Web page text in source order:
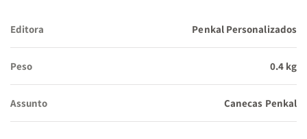
Editora Penkal Personalizados
Peso 0.4 kg
Assunto Canecas Penkal